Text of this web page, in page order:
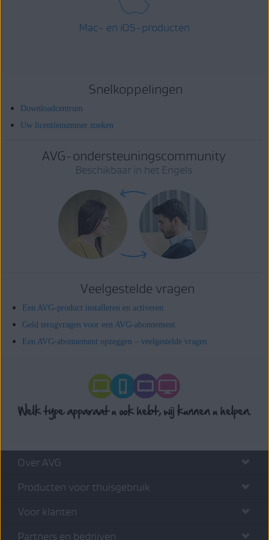
Mac- en iOS-producten
Snelkoppelingen
Downloadcentrum
Uw licentienummer zoeken
AVG-ondersteuningscommunity
Beschikbaar in het Engels
Veelgestelde vragen
Een AVG-product installeren en activeren
Geld terugvragen voor een AVG-abonnement
Een AVG-abonnement opzeggen – veelgestelde vragen
Over AVG
Producten voor thuisgebruik
Voor klanten
Partners en bedrijven